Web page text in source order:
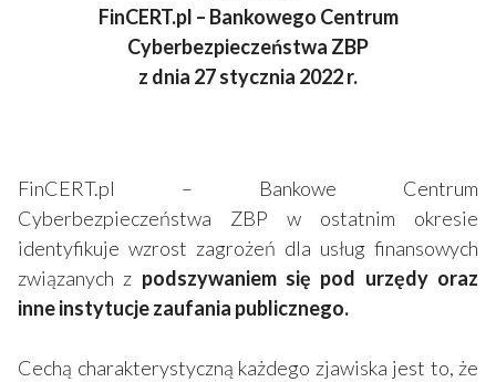
FinCERT.pl – Bankowego Centrum
Cyberbezpieczeństwa ZBP
z dnia 27 stycznia 2022 r.
FinCERT.pl – Bankowe Centrum
Cyberbezpieczeństwa ZBP w ostatnim okresie
identyfikuje wzrost zagrożeń dla usług finansowych
związanych z podszywaniem się pod urzędy oraz
inne instytucje zaufania publicznego.
Cechą charakterystyczną każdego zjawiska jest to, że